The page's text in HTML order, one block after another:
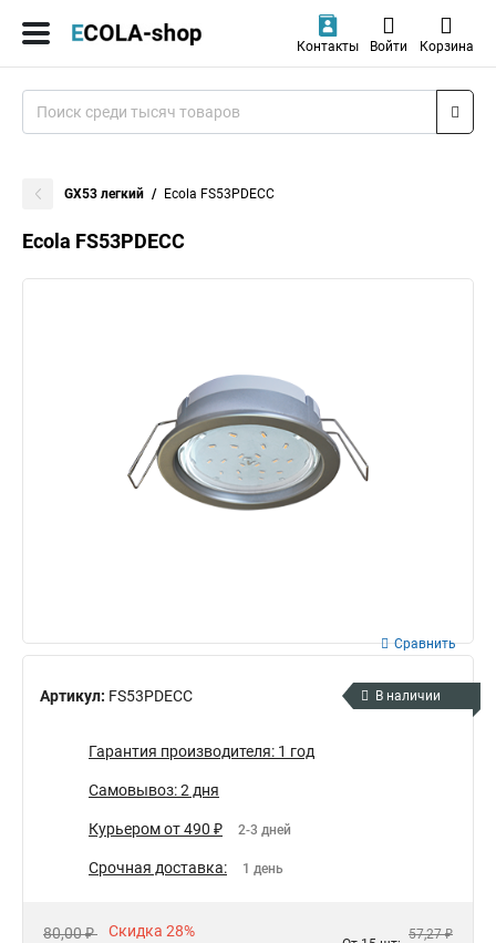
Контакты Войти Корзина
GX53 легкий Ecola FS53PDECC
Ecola FS53PDECC
Артикул: FS53PDECC
Сравнить
В наличии
Гарантия производителя: 1 год
Самовывоз: 2 дня
Курьером от 490 ₽ 2-3 дней
Срочная доставка: 1 день
80,00 ₽ Скидка 28%
57,27 ₽